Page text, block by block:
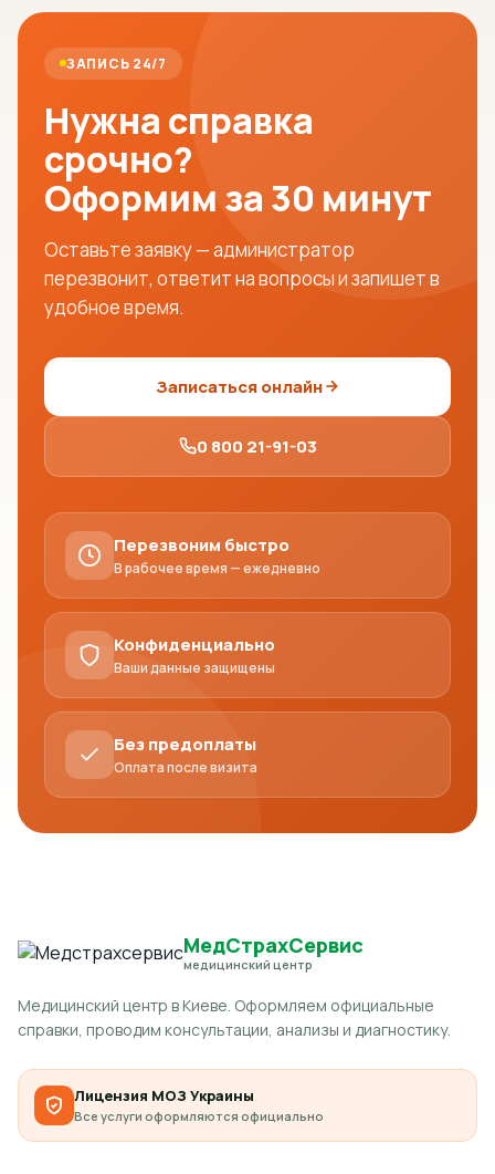
ЗАПИСЬ 24/7
Нужна справка
срочно?
Оформим за 30 минут
Оставьте заявку — администратор
перезвонит, ответит на вопросы и запишет в
удобное время.
Записаться онлайн
0 800 21-91-03
Перезвоним быстро
В рабочее время — ежедневно
Конфиденциально
Ваши данные защищены
Без предоплаты
Оплата после визита
МедСтрахСервис
медицинский центр
Медицинский центр в Киеве. Оформляем официальные
справки, проводим консультации, анализы и диагностику.
Лицензия МОЗ Украины
Все услуги оформляются официально